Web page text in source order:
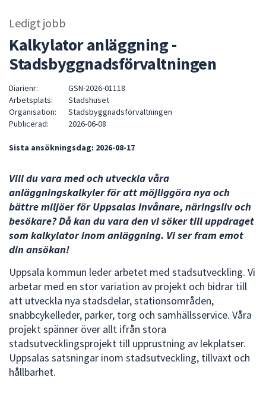
sökförslag
navigera
mellan
sökförslagen
och
för
att
välja
något
dem.
Ledigt jobb
Kalkylator anläggning -
Stadsbyggnadsförvaltningen
Diarienr:
GSN-2026-01118
Arbetsplats:
Stadshuset
Organisation:
Stadsbyggnadsförvaltningen
Publicerad:
2026-06-08
Sista ansökningsdag: 2026-08-17
Vill du vara med och utveckla våra
anläggningskalkyler för att möjliggöra nya och
bättre miljöer för Uppsalas invånare, näringsliv och
besökare? Då kan du vara den vi söker till uppdraget
som kalkylator inom anläggning. Vi ser fram emot
din ansökan!
Uppsala kommun leder arbetet med stadsutveckling. Vi
arbetar med en stor variation av projekt och bidrar till
att utveckla nya stadsdelar, stationsområden,
snabbcykelleder, parker, torg och samhällsservice. Våra
projekt spänner över allt ifrån stora
stadsutvecklingsprojekt till upprustning av lekplatser.
Uppsalas satsningar inom stadsutveckling, tillväxt och
hållbarhet.